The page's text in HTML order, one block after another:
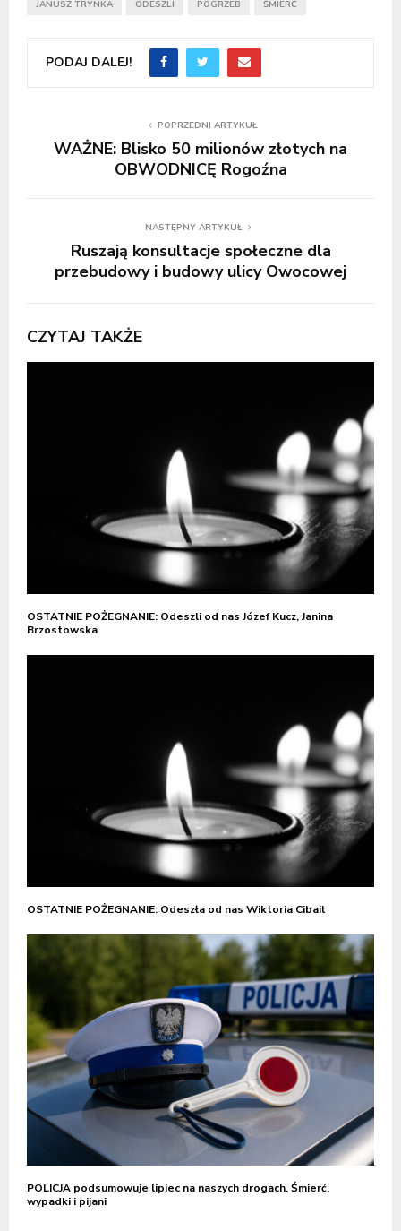
JANUSZ TRYNKA ODESZLI POGRZEB ŚMIERĆ
PODAJ DALEJ!
POPRZEDNI ARTYKUŁ
WAŻNE: Blisko 50 milionów złotych na
OBWODNICĘ Rogoźna
NASTĘPNY ARTYKUŁ
Ruszają konsultacje społeczne dla
przebudowy i budowy ulicy Owocowej
CZYTAJ TAKŻE
OSTATNIE POŻEGNANIE: Odeszli od nas Józef Kucz, Janina
Brzostowska
OSTATNIE POŻEGNANIE: Odeszła od nas Wiktoria Cibail
POLICJA podsumowuje lipiec na naszych drogach. Śmierć,
wypadki i pijani